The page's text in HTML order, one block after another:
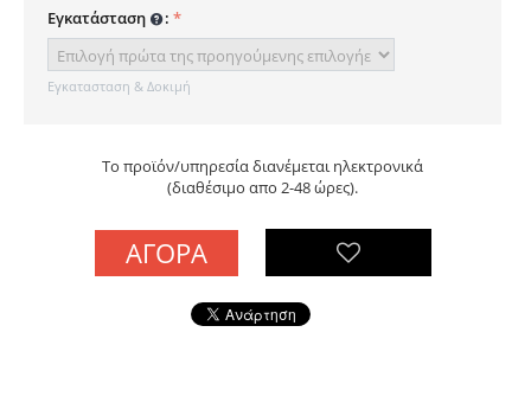
Εγκατάσταση :
Εγκατασταση & Δοκιμή
Το προϊόν/υπηρεσία διανέμεται ηλεκτρονικά
(διαθέσιμο απο 2-48 ώρες).
ΑΓΟΡΆ